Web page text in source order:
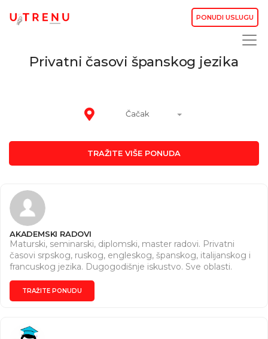
PONUDI USLUGU
Privatni časovi španskog jezika
Čačak
TRAŽITE VIŠE PONUDA
AKADEMSKI RADOVI
Maturski, seminarski, diplomski, master radovi. Privatni
časovi srpskog, ruskog, engleskog, španskog, italijanskog i
francuskog jezika. Dugogodišnje iskustvo. Sve oblasti.
Dogovor za vreme i cene. Pišite nam na Instagram (
https://www.instagram.com/seminarski2010?
igsh=MWxzZmZxazB3OThvMw== ) ili na e-mail
TRAŽITE PONUDU